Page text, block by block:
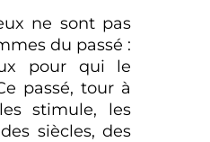
ne sont pas
du passé :
pour qui le
passé, tour à
stimule, les
siècles, des